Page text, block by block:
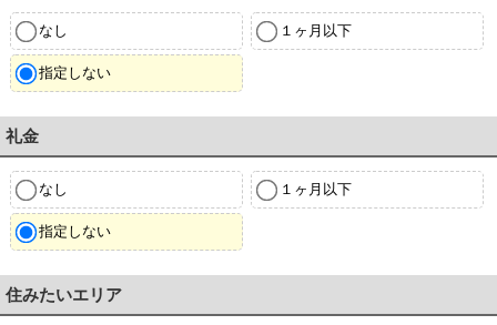
なし １ヶ月以下
指定しない
礼金
なし １ヶ月以下
指定しない
住みたいエリア